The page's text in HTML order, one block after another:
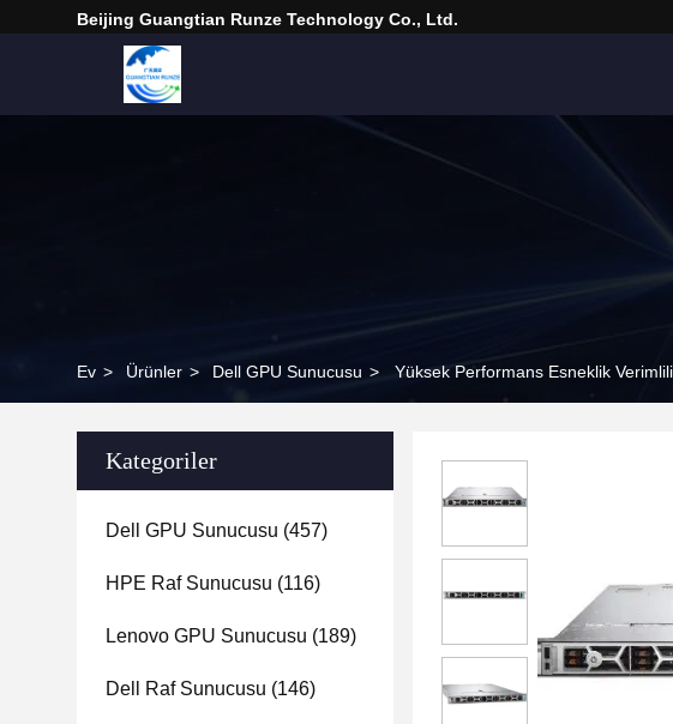
Beijing Guangtian Runze Technology Co., Ltd.
Ev > Ürünler > Dell GPU Sunucusu > Yüksek Performans Esneklik
Kategoriler
Dell GPU Sunucusu (457)
HPE Raf Sunucusu (116)
Lenovo GPU Sunucusu (189)
Dell Raf Sunucusu (146)